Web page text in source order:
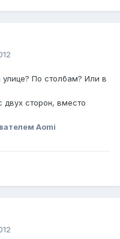
По столбам? Или в
двух сторон, вместо
Aomi